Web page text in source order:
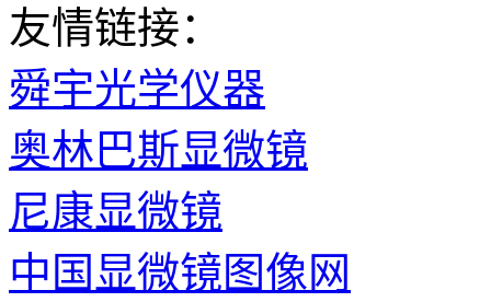
友情链接：
舜宇光学仪器
奥林巴斯显微镜
尼康显微镜
中国显微镜图像网